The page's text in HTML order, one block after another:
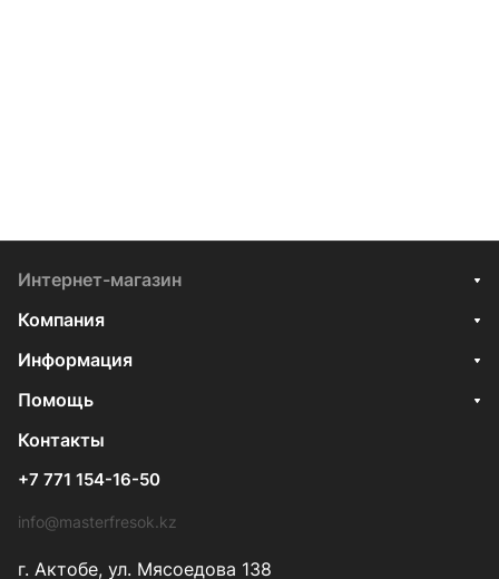
Интернет-магазин
Компания
Информация
Помощь
Контакты
+7 771 154-16-50
info@masterfresok.kz
г. Актобе, ул. Мясоедова 138